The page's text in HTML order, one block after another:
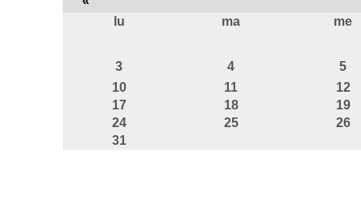
lu ma me
3 4
5
10
11
12
17
18
19
24
25
26
31